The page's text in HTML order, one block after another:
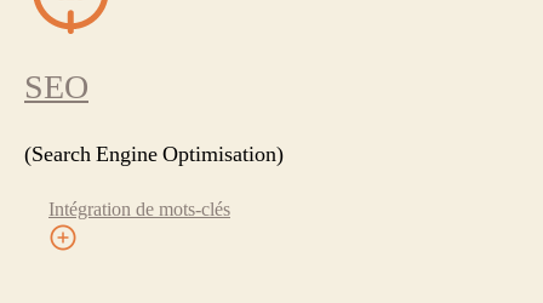
SEO
(Search Engine Optimisation)
Intégration de mots-clés